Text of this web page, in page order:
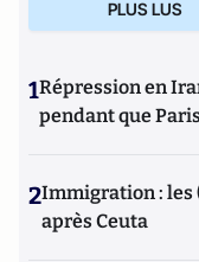
PLUS LUS
1Répression en
pendant que
2Immigration : les
après Ceuta